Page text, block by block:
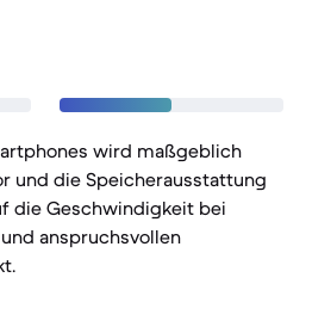
wird maßgeblich
und die Speicherausstattung
die Geschwindigkeit bei
anspruchsvollen